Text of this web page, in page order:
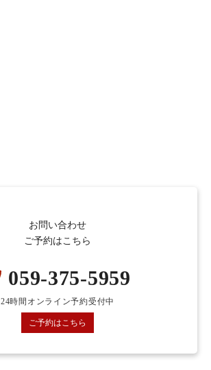
お問い合わせ
ご予約はこちら
059-375-5959
24時間オンライン予約受付中
ご予約はこちら